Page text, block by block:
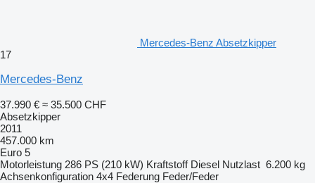
Mercedes-Benz Absetzkipper
17
Mercedes-Benz
37.990 € ≈ 35.500 CHF
Absetzkipper
2011
457.000 km
Euro 5
Motorleistung 286 PS (210 kW) Kraftstoff Diesel Nutzlast 6.200 kg
Achsenkonfiguration 4x4 Federung Feder/Feder